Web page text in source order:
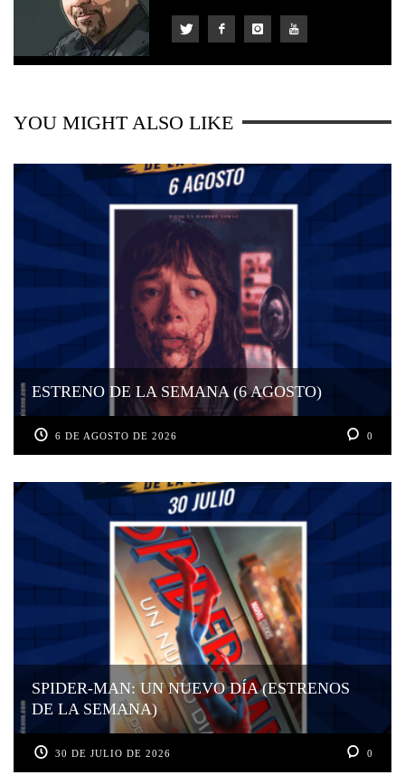
YOU MIGHT ALSO LIKE
ESTRENO DE LA SEMANA (6 AGOSTO)
6 DE AGOSTO DE 2026 0
SPIDER-MAN: UN NUEVO DÍA (ESTRENOS
DE LA SEMANA)
30 DE JULIO DE 2026 0